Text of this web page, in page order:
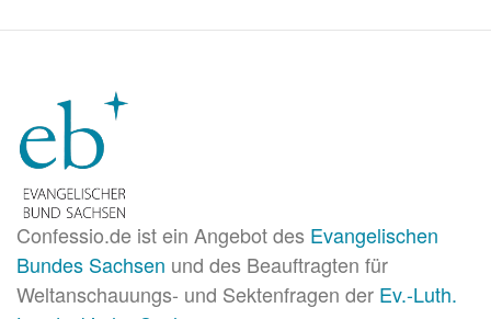
Confessio.de ist ein Angebot des Evangelischen
Bundes Sachsen und des Beauftragten für
Weltanschauungs- und Sektenfragen der Ev.-Luth.